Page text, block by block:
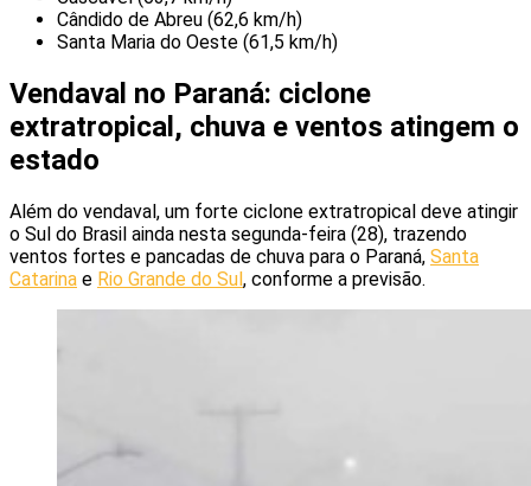
Cândido de Abreu (62,6 km/h)
Santa Maria do Oeste (61,5 km/h)
Vendaval no Paraná: ciclone
extratropical, chuva e ventos atingem o
estado
Além do vendaval, um forte ciclone extratropical deve atingir
o Sul do Brasil ainda nesta segunda-feira (28), trazendo
ventos fortes e pancadas de chuva para o Paraná, Santa
Catarina e Rio Grande do Sul, conforme a previsão.